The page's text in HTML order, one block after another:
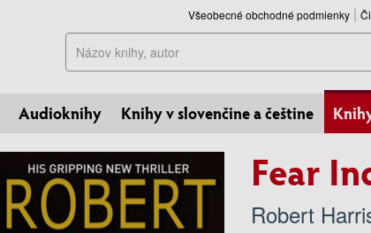
Všeobecné obchodné podmienky
Hľadať
Audioknihy Knihy v slovenčine a češtine
Fear
Robert